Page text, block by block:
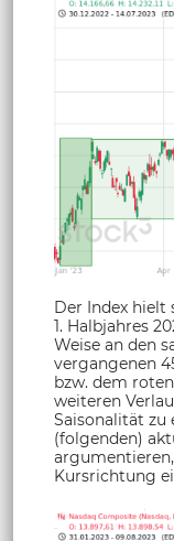
Der Index
1. Halbjahres
Weise an den
vergangenen
bzw. dem
weiteren
Saisonalität zu
(folgenden)
Kursrichtung